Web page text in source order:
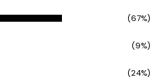
(67%)
(9%)
(24%)